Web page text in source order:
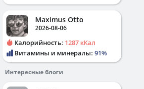
Maximus Otto
2026-08-06
Калорийность: 1287 кКал
Витамины и минералы: 91%
Интересные блоги